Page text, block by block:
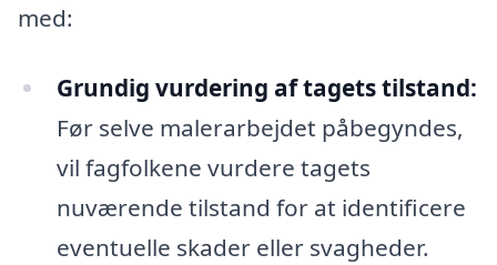
med:
Grundig vurdering af tagets tilstand:
Før selve malerarbejdet påbegyndes,
vil fagfolkene vurdere tagets
nuværende tilstand for at identificere
eventuelle skader eller svagheder.